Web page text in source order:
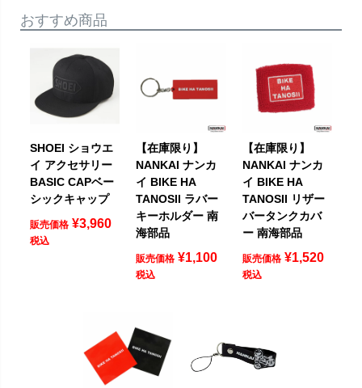
おすすめ商品
SHOEI ショウエ
イ アクセサリー
BASIC CAPベー
シックキャップ
販売価格 ¥3,960
税込
【在庫限り】
NANKAI ナンカ
イ BIKE HA
TANOSII ラバー
キーホルダー 南
海部品
販売価格 ¥1,100
税込
【在庫限り】
NANKAI ナンカ
イ BIKE HA
TANOSII リザー
バータンクカバ
ー 南海部品
販売価格 ¥1,520
税込